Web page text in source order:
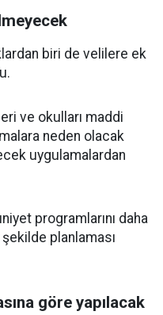
biri de velilere ek
ve okulları maddi
neden olacak
uygulamalardan
programlarını daha
planlaması
göre yapılacak